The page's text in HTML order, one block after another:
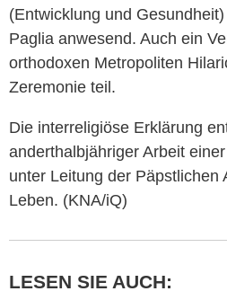
(Entwicklung und
Paglia anwesend. Auch ein
orthodoxen Metropoliten
Zeremonie teil.
Die interreligiöse Erklärung
anderthalbjähriger Arbeit
unter Leitung der Päpstlichen
Leben. (KNA/iQ)
LESEN SIE AUCH: